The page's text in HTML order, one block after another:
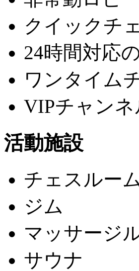
クイックチ
24時間対応
ワンタイム
VIPチャン
活動施設
チェスルー
ジム
マッサージ
サウナ